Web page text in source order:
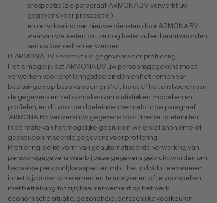
prospectie (zie paragraaf ‘ARMONA BV verwerkt uw
gegevens voor prospectie’);
en ontwikkeling van nieuwe diensten door ARMONA BV
waarvan we weten dat ze nog beter zullen beantwoorden
aan uw behoeften en wensen.
B. ARMONA BV verwerkt uw gegevens voor profilering
Het is mogelijk dat ARMONA BV uw persoonsgegevens moet
verwerken voor profileringsdoeleinden en het nemen van
beslissingen op basis van een profiel, inclusief het analyseren van
de gegevens en het opmaken van statistieken, modellen en
profielen, en dit voor de doeleinden vermeld in de paragraaf
‘ARMONA BV verwerkt uw gegevens voor diverse doeleinden’.
In de mate van het mogelijke gebruiken we enkel anonieme of
gepseudonimiseerde gegevens voor profilering
Profilering is elke vorm van geautomatiseerde verwerking van
persoonsgegevens waarbij deze gegevens gebruikt worden om
bepaalde persoonlijke aspecten m.b.t. het individu te evalueren,
in het bijzonder om elementen te analyseren of te voorspellen
met betrekking tot zijn/haar rendement op het werk,
economische situatie, gezondheid, persoonlijke voorkeuren,